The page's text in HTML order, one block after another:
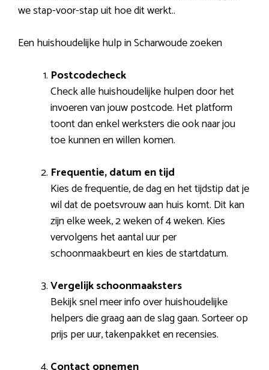
we stap-voor-stap uit hoe dit werkt..
Een huishoudelijke hulp in Scharwoude zoeken
Postcodecheck
Check alle huishoudelijke hulpen door het
invoeren van jouw postcode. Het platform
toont dan enkel werksters die ook naar jou
toe kunnen en willen komen.
Frequentie, datum en tijd
Kies de frequentie, de dag en het tijdstip dat je
wil dat de poetsvrouw aan huis komt. Dit kan
zijn elke week, 2 weken of 4 weken. Kies
vervolgens het aantal uur per
schoonmaakbeurt en kies de startdatum.
Vergelijk schoonmaaksters
Bekijk snel meer info over huishoudelijke
helpers die graag aan de slag gaan. Sorteer op
prijs per uur, takenpakket en recensies.